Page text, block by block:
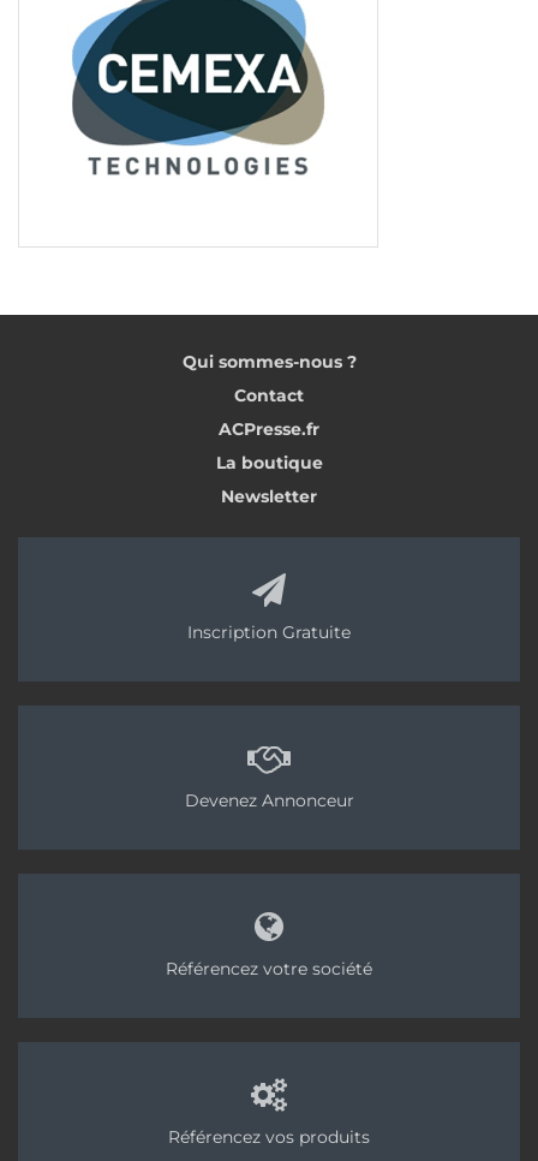
Qui sommes-nous ?
Contact
ACPresse.fr
La boutique
Newsletter
Inscription Gratuite
Devenez Annonceur
Référencez votre société
Référencez vos produits